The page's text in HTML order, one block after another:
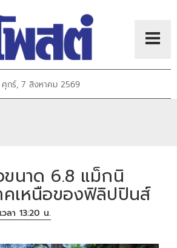
ศุกร์, 7 สิงหาคม 2569
นาด 6.8 แม็กนิ
คเหนือของฟิลิปปินส์
ลา 13:20 น.